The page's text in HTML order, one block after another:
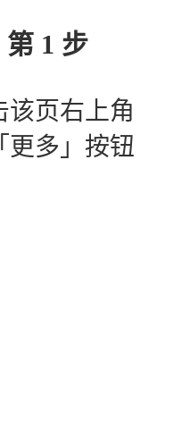
第 1 步
该页右上角
更多」按钮